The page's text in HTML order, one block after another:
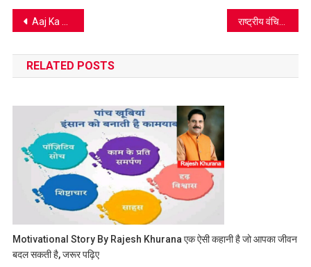
Post
navigation
Aaj Ka Panchang 06 July: ये है आज का पंचांग
RELATED POSTS
Motivational Story By Rajesh Khurana एक ऐसी कहानी है जो आपका जीवन
बदल सकती है, जरूर पढ़िए